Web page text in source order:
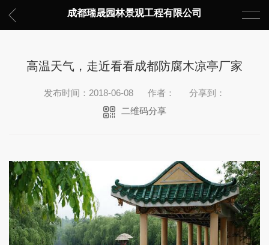
成都瑞晟园林景观工程有限公司
高温天气，走近看看成都防腐木凉亭厂家
发布时间：2018-06-08 作者：
分享到：
二维码分享